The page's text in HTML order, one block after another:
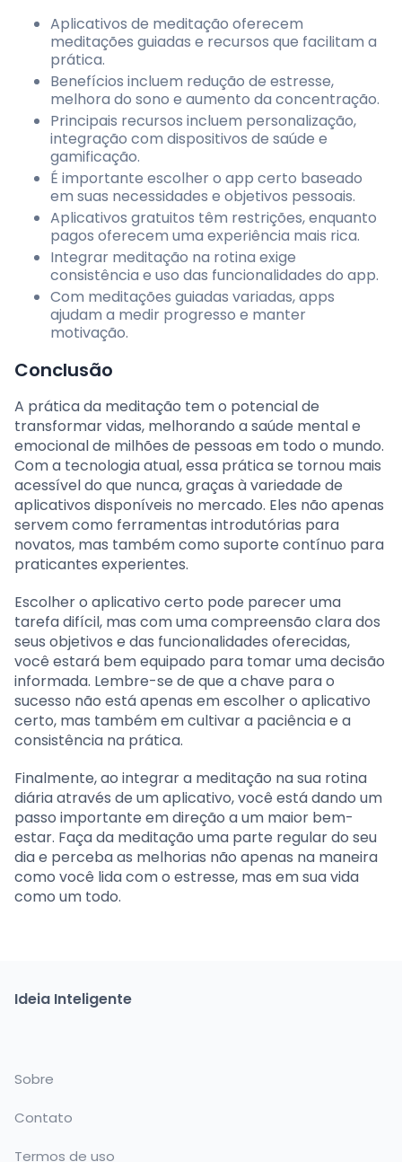
Aplicativos de meditação oferecem
meditações guiadas e recursos que facilitam a
prática.
Benefícios incluem redução de estresse,
melhora do sono e aumento da concentração.
Principais recursos incluem personalização,
integração com dispositivos de saúde e
gamificação.
É importante escolher o app certo baseado
em suas necessidades e objetivos pessoais.
Aplicativos gratuitos têm restrições, enquanto
pagos oferecem uma experiência mais rica.
Integrar meditação na rotina exige
consistência e uso das funcionalidades do app.
Com meditações guiadas variadas, apps
ajudam a medir progresso e manter
motivação.
Conclusão
A prática da meditação tem o potencial de
transformar vidas, melhorando a saúde mental e
emocional de milhões de pessoas em todo o mundo.
Com a tecnologia atual, essa prática se tornou mais
acessível do que nunca, graças à variedade de
aplicativos disponíveis no mercado. Eles não apenas
servem como ferramentas introdutórias para
novatos, mas também como suporte contínuo para
praticantes experientes.
Escolher o aplicativo certo pode parecer uma
tarefa difícil, mas com uma compreensão clara dos
seus objetivos e das funcionalidades oferecidas,
você estará bem equipado para tomar uma decisão
informada. Lembre-se de que a chave para o
sucesso não está apenas em escolher o aplicativo
certo, mas também em cultivar a paciência e a
consistência na prática.
Finalmente, ao integrar a meditação na sua rotina
diária através de um aplicativo, você está dando um
passo importante em direção a um maior bem-
estar. Faça da meditação uma parte regular do seu
dia e perceba as melhorias não apenas na maneira
como você lida com o estresse, mas em sua vida
como um todo.
Ideia Inteligente
Sobre
Contato
Termos de uso